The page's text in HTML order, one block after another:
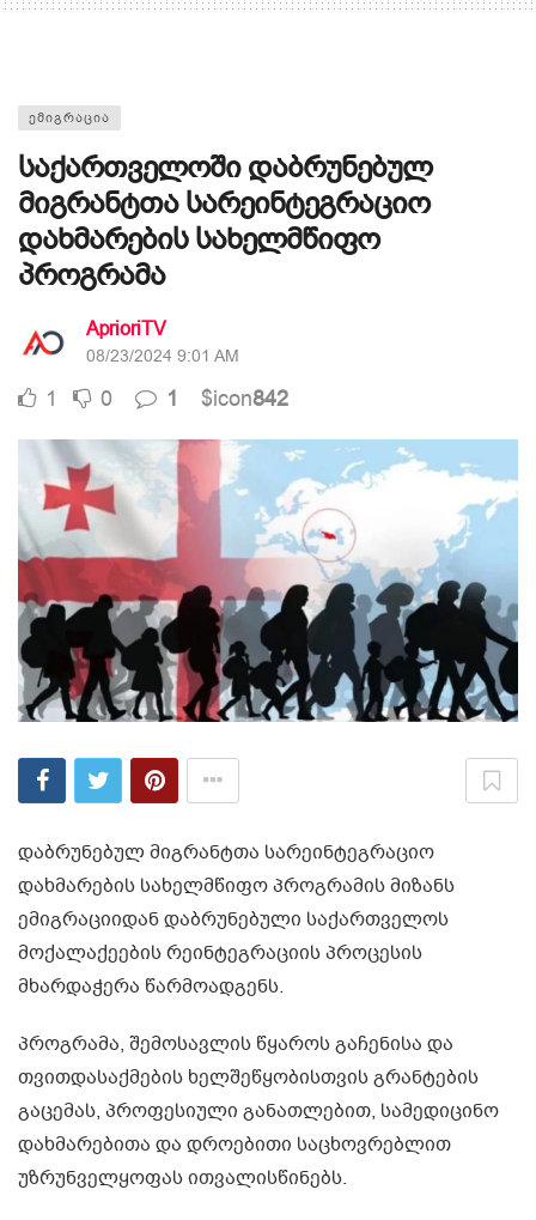
ᲔᲛᲘᲒᲠᲐᲪᲘᲐ
საქართველოში დაბრუნებულ
მიგრანტთა სარეინტეგრაციო
დახმარების სახელმწიფო
პროგრამა
AprioriTV
08/23/2024 9:01 AM
1 0 1 $icon842
დაბრუნებულ მიგრანტთა სარეინტეგრაციო
დახმარების სახელმწიფო პროგრამის მიზანს
ემიგრაციიდან დაბრუნებული საქართველოს
მოქალაქეების რეინტეგრაციის პროცესის
მხარდაჭერა წარმოადგენს.
პროგრამა, შემოსავლის წყაროს გაჩენისა და
თვითდასაქმების ხელშეწყობისთვის გრანტების
გაცემას, პროფესიული განათლებით, სამედიცინო
დახმარებითა და დროებითი საცხოვრებლით
უზრუნველყოფას ითვალისწინებს.